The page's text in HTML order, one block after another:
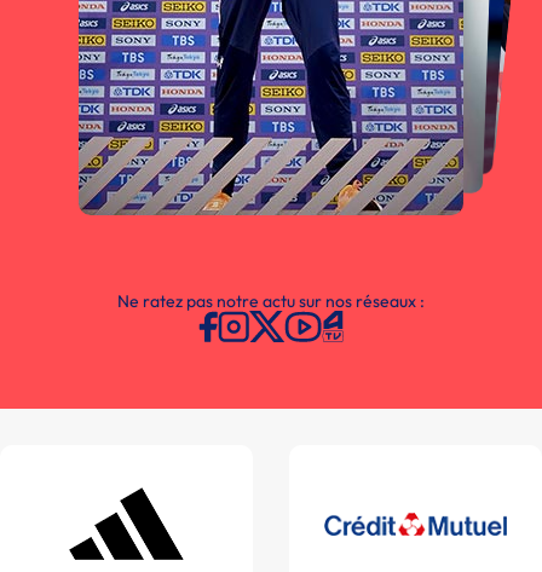
Ne ratez pas notre actu sur nos réseaux :